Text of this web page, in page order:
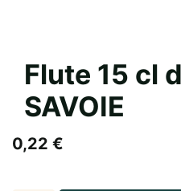
Flute 15 cl
SAVOIE
0,22 €